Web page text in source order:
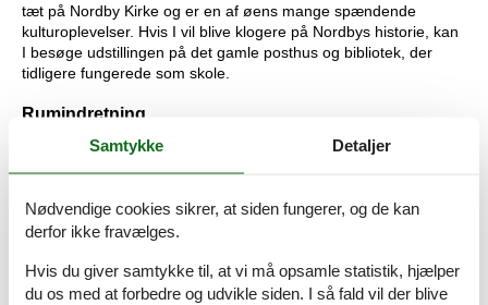
tæt på Nordby Kirke og er en af øens mange spændende
kulturoplevelser. Hvis I vil blive klogere på Nordbys historie, kan
I besøge udstillingen på det gamle posthus og bibliotek, der
tidligere fungerede som skole.
Rumindretning
Feriebolig
Soveværelse, 2 personer
Badeværelse
Samtykke Detaljer
Nødvendige cookies sikrer, at siden fungerer, og de kan
derfor ikke fravælges.
Hvis du giver samtykke til, at vi må opsamle statistik, hjælper
du os med at forbedre og udvikle siden. I så fald vil der blive